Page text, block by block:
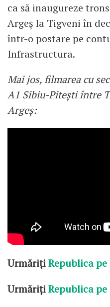
ca să inaugureze
Argeș la Tigveni în
într-o postare pe
Infrastructura.
Mai jos, filmarea cu
A1 Sibiu-Pitești între
Argeș:
UrmărițiRepublica pe
UrmărițiRepublica